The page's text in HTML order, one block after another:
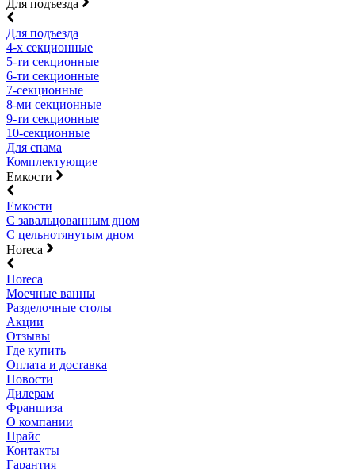
Для подъезда
Для подъезда
4-х секционные
5-ти секционные
6-ти секционные
7-секционные
8-ми секционные
9-ти секционные
10-секционные
Для спама
Комплектующие
Емкости
Емкости
С завальцованным дном
С цельнотянутым дном
Horeca
Horeca
Моечные ванны
Разделочные столы
Акции
Отзывы
Где купить
Оплата и доставка
Новости
Дилерам
Франшиза
О компании
Прайс
Контакты
Гарантия